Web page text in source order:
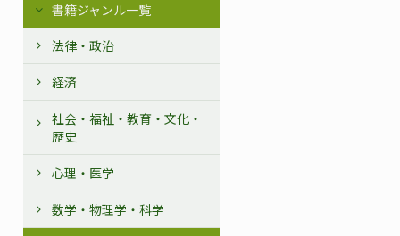
書籍ジャンル一覧
法律・政治
経済
社会・福祉・教育・文化・
歴史
心理・医学
数学・物理学・科学